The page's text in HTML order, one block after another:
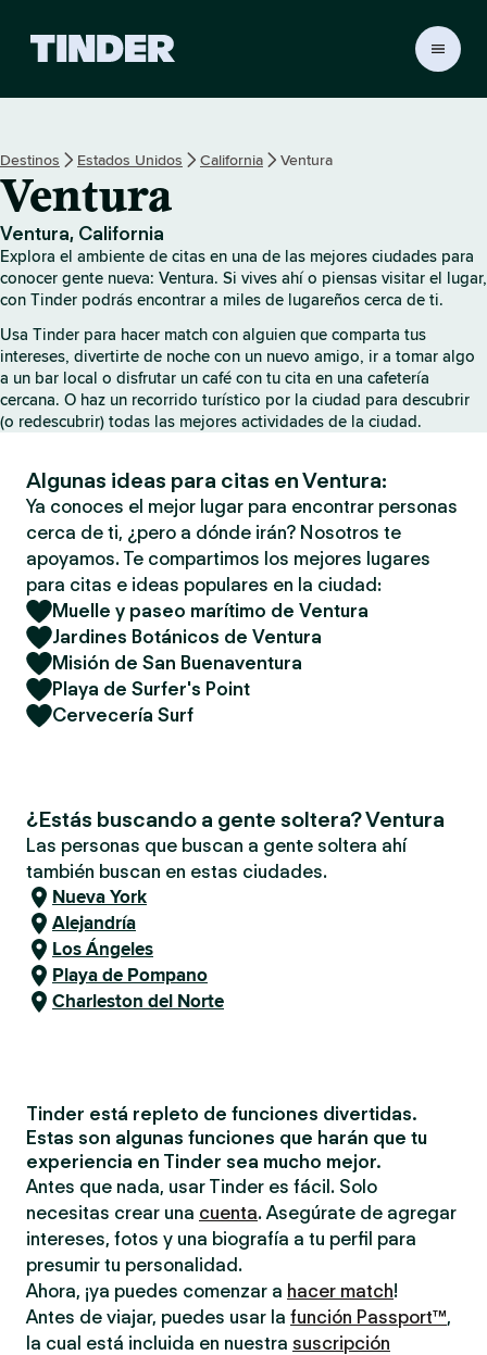
o
i
n
d
r
Destinos Estados Unidos California Ventura
Ventura
Ventura, California
Explora el ambiente de citas en una de las mejores ciudades para
conocer gente nueva: Ventura. Si vives ahí o piensas visitar el lugar,
con Tinder podrás encontrar a miles de lugareños cerca de ti.
Usa Tinder para hacer match con alguien que comparta tus
intereses, divertirte de noche con un nuevo amigo, ir a tomar algo
a un bar local o disfrutar un café con tu cita en una cafetería
cercana. O haz un recorrido turístico por la ciudad para descubrir
(o redescubrir) todas las mejores actividades de la ciudad.
Algunas ideas para citas en Ventura:
Ya conoces el mejor lugar para encontrar personas
cerca de ti, ¿pero a dónde irán? Nosotros te
apoyamos. Te compartimos los mejores lugares
para citas e ideas populares en la ciudad:
Muelle y paseo marítimo de Ventura
Jardines Botánicos de Ventura
Misión de San Buenaventura
Playa de Surfer's Point
Cervecería Surf
¿Estás buscando a gente soltera? Ventura
Las personas que buscan a gente soltera ahí
también buscan en estas ciudades.
Nueva York
Alejandría
Los Ángeles
Playa de Pompano
Charleston del Norte
Tinder está repleto de funciones divertidas.
Estas son algunas funciones que harán que tu
experiencia en Tinder sea mucho mejor.
Antes que nada, usar Tinder es fácil. Solo
necesitas crear una cuenta. Asegúrate de agregar
intereses, fotos y una biografía a tu perfil para
presumir tu personalidad.
Ahora, ¡ya puedes comenzar a hacer match!
Antes de viajar, puedes usar la función Passport™,
la cual está incluida en nuestra suscripción